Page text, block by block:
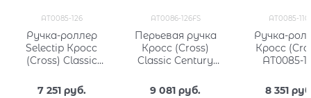
AT0085-126
Ручка-роллер
Selectip Кросс
(Cross) Classic
Yellow Lacquer
7 251 руб.
AT0086-126FS
Перьевая ручка
Кросс (Cross)
Classic Century
Lacquer
9 081 руб.
AT0085-110
Ручка-
Кросс
AT0085-
8 351